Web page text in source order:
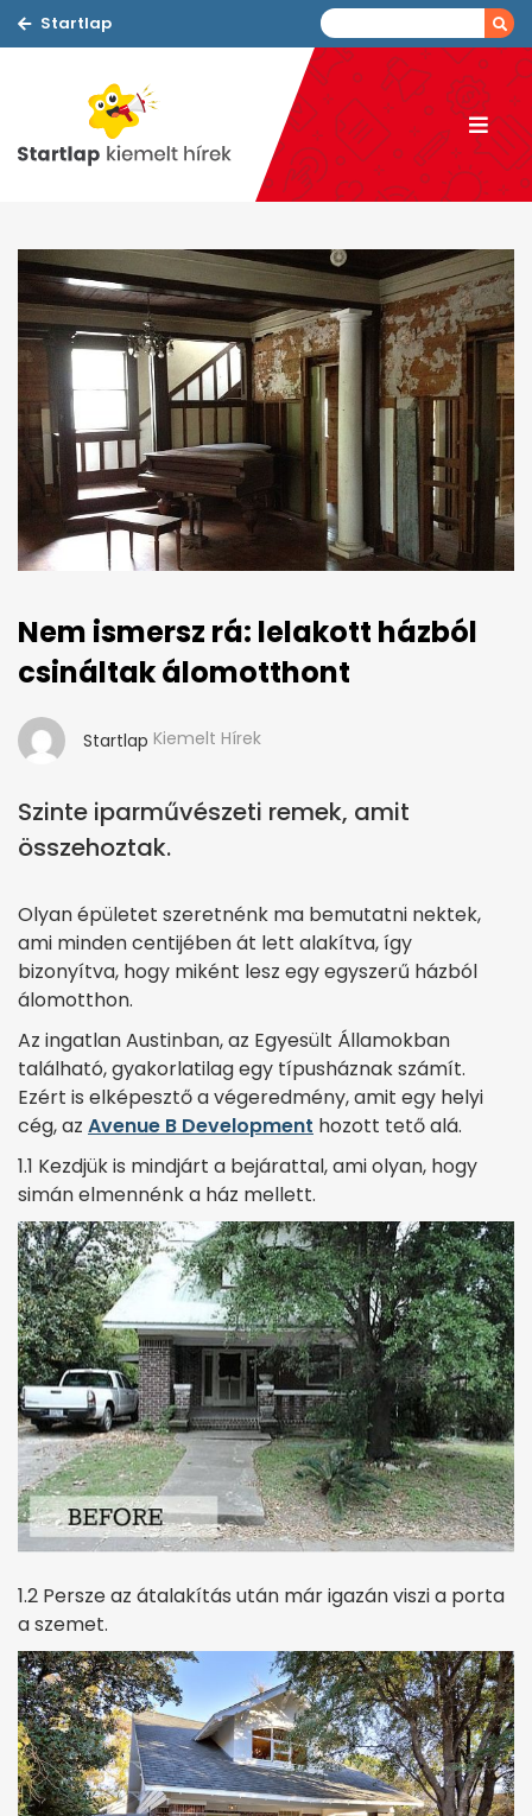
Startlap
Nem ismersz rá: lelakott házból
csináltak álomotthont
Startlap Kiemelt Hírek
Szinte iparművészeti remek, amit
összehoztak.
Olyan épületet szeretnénk ma bemutatni nektek,
ami minden centijében át lett alakítva, így
bizonyítva, hogy miként lesz egy egyszerű házból
álomotthon.
Az ingatlan Austinban, az Egyesült Államokban
található, gyakorlatilag egy típusháznak számít.
Ezért is elképesztő a végeredmény, amit egy helyi
cég, az Avenue B Development hozott tető alá.
1.1 Kezdjük is mindjárt a bejárattal, ami olyan, hogy
simán elmennénk a ház mellett.
1.2 Persze az átalakítás után már igazán viszi a porta
a szemet.